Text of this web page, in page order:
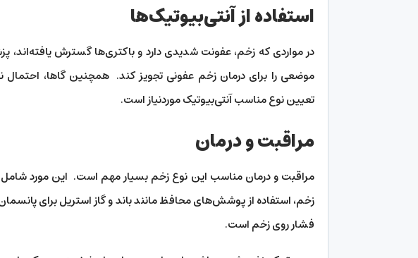
استفاده از آنتی‌بیوتیک‌ها
در مواردی که زخم، عفونت شدیدی دارد و باکتری‌ها گسترش
موضعی را برای درمان زخم عفونی تجویز کند. همچنین گا‌ها، احتمال
تعیین نوع مناسب آنتی‌بیوتیک موردنیاز است.
مراقبت و درمان
مراقبت و درمان مناسب این نوع زخم بسیار مهم است. این مورد
زخم، استفاده از پوشش‌های محافظ مانند باند و گاز استریل برای
فشار روی زخم است.